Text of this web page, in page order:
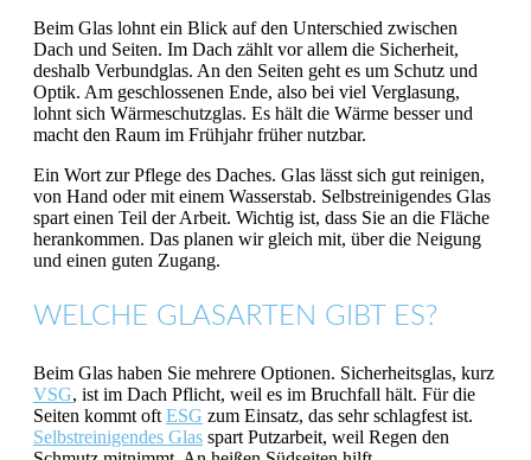
Beim Glas lohnt ein Blick auf den Unterschied zwischen
Dach und Seiten. Im Dach zählt vor allem die Sicherheit,
deshalb Verbundglas. An den Seiten geht es um Schutz und
Optik. Am geschlossenen Ende, also bei viel Verglasung,
lohnt sich Wärmeschutzglas. Es hält die Wärme besser und
macht den Raum im Frühjahr früher nutzbar.
Ein Wort zur Pflege des Daches. Glas lässt sich gut reinigen,
von Hand oder mit einem Wasserstab. Selbstreinigendes Glas
spart einen Teil der Arbeit. Wichtig ist, dass Sie an die Fläche
herankommen. Das planen wir gleich mit, über die Neigung
und einen guten Zugang.
WELCHE GLASARTEN GIBT ES?
Beim Glas haben Sie mehrere Optionen. Sicherheitsglas, kurz
VSG, ist im Dach Pflicht, weil es im Bruchfall hält. Für die
Seiten kommt oftESG zum Einsatz, das sehr schlagfest ist.
Selbstreinigendes Glas spart Putzarbeit, weil Regen den